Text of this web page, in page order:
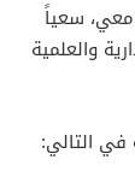
سعياً
والعلمية
التالي: